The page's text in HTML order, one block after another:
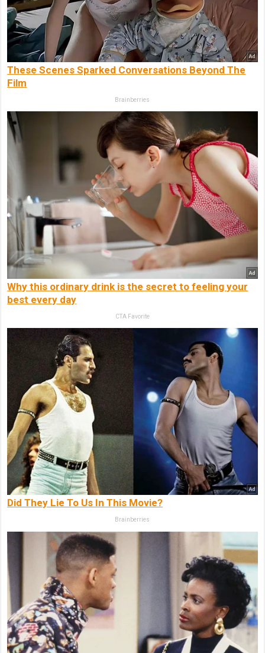
These Scenes Sparked Conversations Beyond The
Film
Brainberries
Why this ordinary drink is the secret to feeling your
best every day
CTA Favorite
Did They Lie To Us In This Movie?
Brainberries